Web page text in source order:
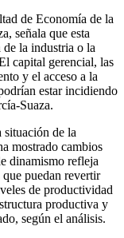
de Economía de la
señala que esta
la industria o la
capital gerencial, las
y el acceso a la
estar incidiendo
Suaza.
de la
mostrado cambios
dinamismo refleja
puedan revertir
de productividad
productiva y
según el análisis.